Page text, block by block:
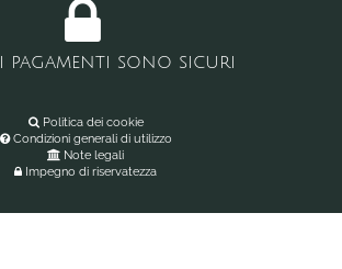
pagamenti sono sicuri
Politica dei cookie
Condizioni generali di utilizzo
Note legali
Impegno di riservatezza